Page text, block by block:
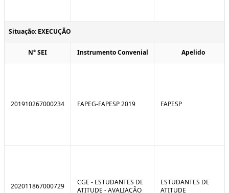
Situação: EXECUÇÃO
N° SEI Instrumento Convenial Apelido
201910267000234 FAPEG-FAPESP 2019 FAPESP
202011867000729
CGE - ESTUDANTES DE
ATITUDE - AVALIAÇÃO
ESTUDANTES DE
ATITUDE